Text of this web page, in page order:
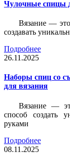
Чулочные спицы
Вязание — это
создавать
Подробнее
26.11.2025
Наборы спиц со
для вязания
Вязание —
способ создать
руками
Подробнее
08.11.2025